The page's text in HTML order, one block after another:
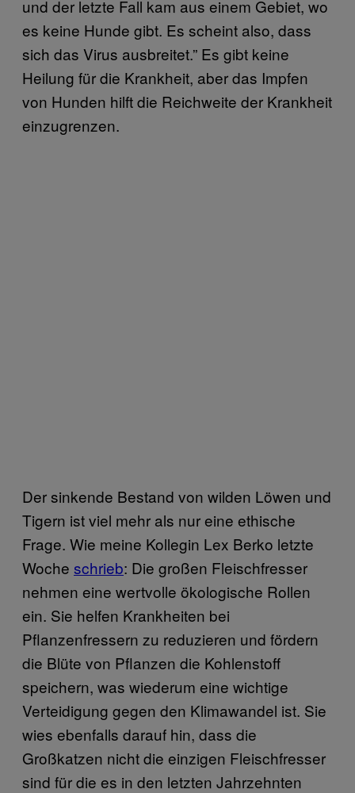
und der letzte Fall kam aus einem Gebiet, wo
es keine Hunde gibt. Es scheint also, dass
sich das Virus ausbreitet.” Es gibt keine
Heilung für die Krankheit, aber das Impfen
von Hunden hilft die Reichweite der Krankheit
einzugrenzen.
Der sinkende Bestand von wilden Löwen und
Tigern ist viel mehr als nur eine ethische
Frage. Wie meine Kollegin Lex Berko letzte
Woche schrieb: Die großen Fleischfresser
nehmen eine wertvolle ökologische Rollen
ein. Sie helfen Krankheiten bei
Pflanzenfressern zu reduzieren und fördern
die Blüte von Pflanzen die Kohlenstoff
speichern, was wiederum eine wichtige
Verteidigung gegen den Klimawandel ist. Sie
wies ebenfalls darauf hin, dass die
Großkatzen nicht die einzigen Fleischfresser
sind für die es in den letzten Jahrzehnten